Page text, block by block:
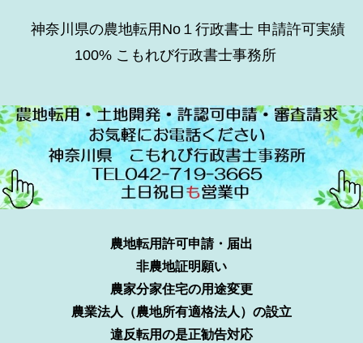
神奈川県の農地転用No１行政書士 申請許可実績
100% こもれび行政書士事務所
農地転用許可申請・届出
非農地証明願い
農家分家住宅の用途変更
農業法人（農地所有適格法人）の設立
違反転用の是正勧告対応